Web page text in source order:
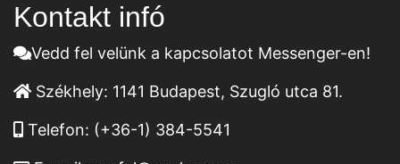
Kontakt infó
Vedd fel velünk a kapcsolatot Messenger-en!
Székhely: 1141 Budapest, Szugló utca 81.
Telefon: (+36-1) 384-5541